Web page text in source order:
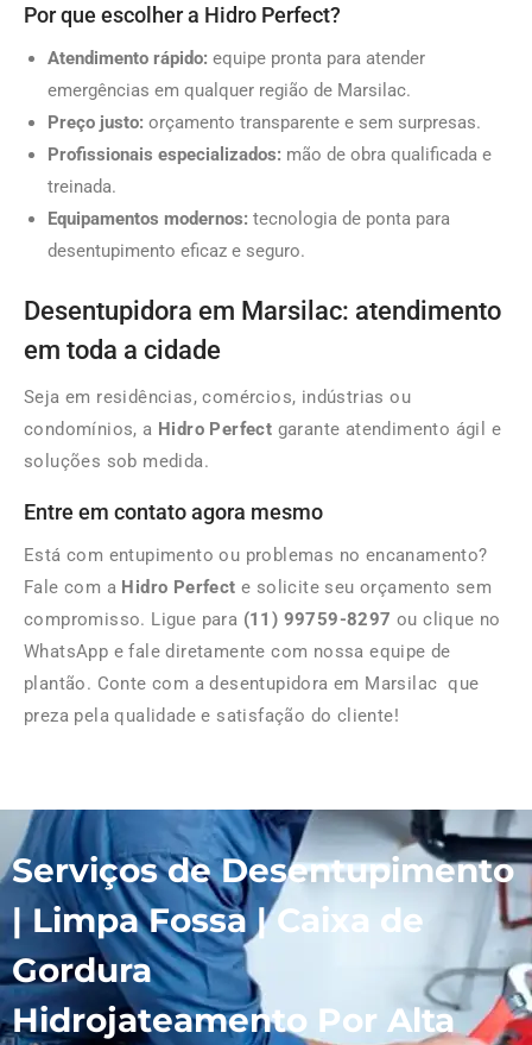
Por que escolher a Hidro Perfect?
Atendimento rápido: equipe pronta para atender
emergências em qualquer região de Marsilac.
Preço justo: orçamento transparente e sem surpresas.
Profissionais especializados: mão de obra qualificada e
treinada.
Equipamentos modernos: tecnologia de ponta para
desentupimento eficaz e seguro.
Desentupidora em Marsilac: atendimento
em toda a cidade
Seja em residências, comércios, indústrias ou
condomínios, a Hidro Perfect garante atendimento ágil e
soluções sob medida.
Entre em contato agora mesmo
Está com entupimento ou problemas no encanamento?
Fale com a Hidro Perfect e solicite seu orçamento sem
compromisso. Ligue para (11) 99759-8297 ou clique no
WhatsApp e fale diretamente com nossa equipe de
plantão. Conte com a desentupidora em Marsilac que
preza pela qualidade e satisfação do cliente!
Serviços de Desentupimento
| Limpa Fossa | Caixa de
Gordura
Hidrojateamento Por Alta